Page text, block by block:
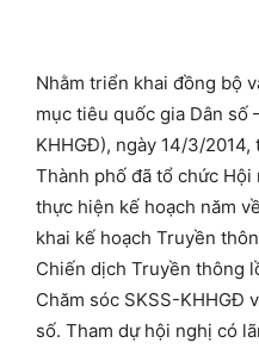
Nhằm triển khai đồng bộ
mục tiêu quốc gia Dân số
KHHGĐ), ngày 14/3/
Thành phố đã tổ chức
thực hiện kế hoạch năm
khai kế hoạch Truyền
Chiến dịch Truyền thông
Chăm sóc SKSS-KHHGĐ
số. Tham dự hội nghị có